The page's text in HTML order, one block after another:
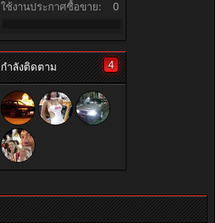
ใช้งานประกาศซื้อขาย:
0
กำลังติดตาม 4